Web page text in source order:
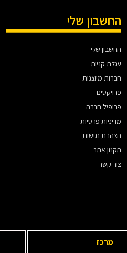
החשבון שלי
החשבון שלי
עגלת קניות
חברות מיוצגות
פרויקטים
פרופיל חברה
מדיניות פרטיות
הצהרת נגישות
תקנון אתר
צור קשר
מרכז